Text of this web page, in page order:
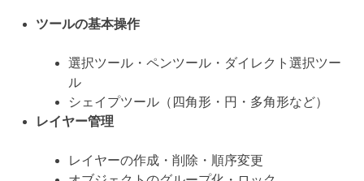
ツールの基本操作
選択ツール・ペンツール・ダイレクト選択ツー
ル
シェイプツール（四角形・円・多角形など）
レイヤー管理
レイヤーの作成・削除・順序変更